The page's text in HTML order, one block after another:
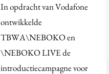
In opdracht van Vodafone
ontwikkelde
TBWA\NEBOKO en
\NEBOKO LIVE de
introductiecampagne voor